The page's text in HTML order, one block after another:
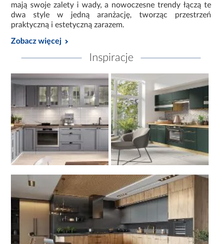
W kategorii kuchnia znajdują się rozwiązania, które:
zwiększają ergonomię pracy,
pozwalają lepiej wykorzystać dostępną przestrzeń,
wspierają codzienne gotowanie i sprzątanie.
Dzięki nim kuchnia staje się bardziej uporządkowana i
wygodna w użytkowaniu.
Styl kuchni a aranżacja wnętrza
Kuchniapowinna harmonijnie współgrać z pozostałymi
pomieszczeniami w domu. Styl aranżacji można
dopasować do indywidualnych preferencji – od
nowoczesnych, minimalistycznych form, przez kuchnie
skandynawskie, aż po klasyczne rozwiązania z
frezowanymi frontami.
Kolorystyka mebli, rodzaj uchwytów, faktura blatów oraz
mają swoje zalety i wady, a nowoczesne trendy łączą te
dwa style w jedną aranżację, tworząc przestrzeń
praktyczną i estetyczną zarazem.
Zobacz więcej
Inspiracje